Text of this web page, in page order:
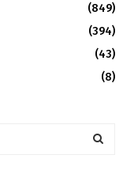
(849)
(394)
(43)
(8)